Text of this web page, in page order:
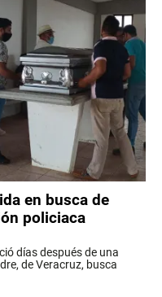
en busca de
policiaca
días después de una
de Veracruz, busca